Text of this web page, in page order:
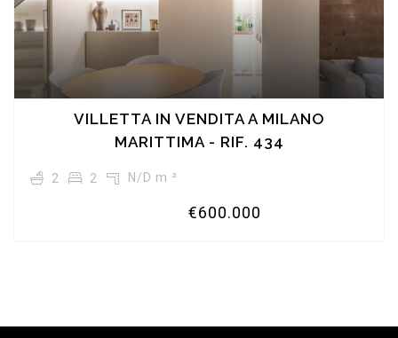
VILLETTA IN VENDITA A MILANO
MARITTIMA - RIF. 434
2 2 N/D m ²
€600.000